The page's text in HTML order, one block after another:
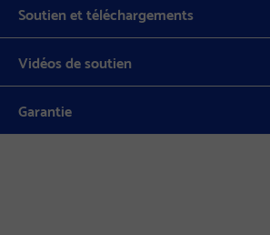
Soutien et téléchargements
Vidéos de soutien
Garantie